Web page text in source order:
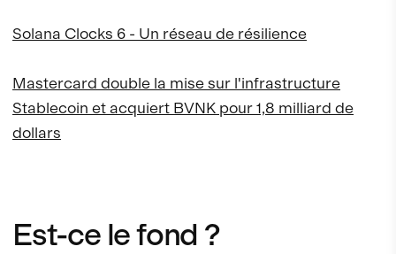
Solana Clocks 6 - Un réseau de résilience
Mastercard double la mise sur l'infrastructure
Stablecoin et acquiert BVNK pour 1,8 milliard de
dollars
Est-ce le fond ?